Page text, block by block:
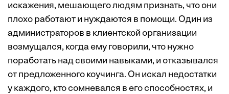
искажения, мешающего людям признать, что они
плохо работают и нуждаются в помощи. Один из
администраторов в клиентской организации
возмущался, когда ему говорили, что нужно
поработать над своими навыками, и отказывался
от предложенного коучинга. Он искал недостатки
у каждого, кто сомневался в его способностях, и